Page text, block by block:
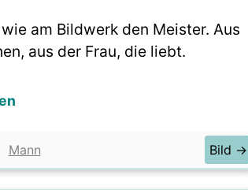
am Bildwerk den Meister. Aus
aus der Frau, die liebt.
Mann Bild →